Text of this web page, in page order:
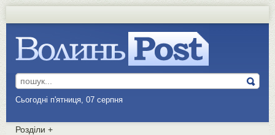
Сьогодні п'ятниця, 07 серпня
Розділи +